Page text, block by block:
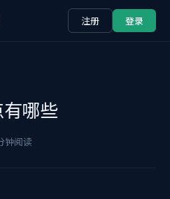
注册 登录
哪些
钟阅读